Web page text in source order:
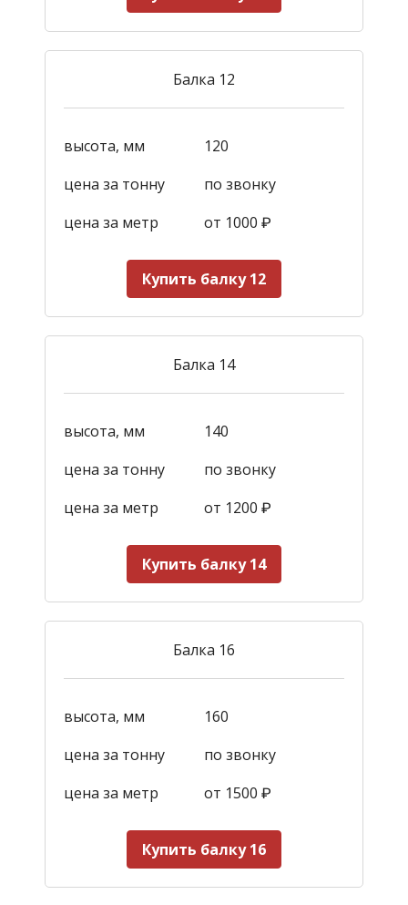
Балка 12
высота, мм
120
цена за тонну
по звонку
цена за метр
от 1000 ₽
Купить балку 12
Балка 14
высота, мм
140
цена за тонну
по звонку
цена за метр
от 1200 ₽
Купить балку 14
Балка 16
высота, мм
160
цена за тонну
по звонку
цена за метр
от 1500 ₽
Купить балку 16